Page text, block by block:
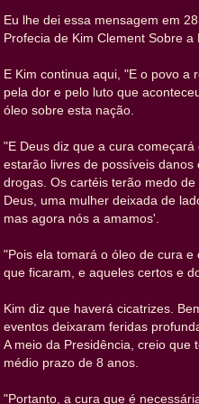
Eu lhe dei essa mensagem em
Profecia de Kim Clement Sobre
E Kim continua aqui, "E o povo a
pela dor e pelo luto que
óleo sobre esta nação.
"E Deus diz que a cura
estarão livres de possíveis
drogas. Os cartéis terão medo
Deus, uma mulher deixada de
mas agora nós a amamos'.
"Pois ela tomará o óleo de cura
que ficaram, e aqueles certos e
Kim diz que haverá cicatrizes.
eventos deixaram feridas
A meio da Presidência, creio que
médio prazo de 8 anos.
"Portanto, a cura que é